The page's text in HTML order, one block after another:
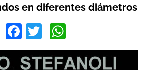
en diferentes diámetros
Facebook
Twitter